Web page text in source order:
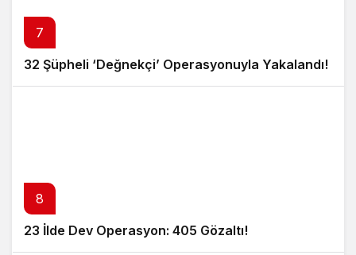
7
32 Şüpheli ‘Değnekçi’ Operasyonuyla Yakalandı!
8
23 İlde Dev Operasyon: 405 Gözaltı!